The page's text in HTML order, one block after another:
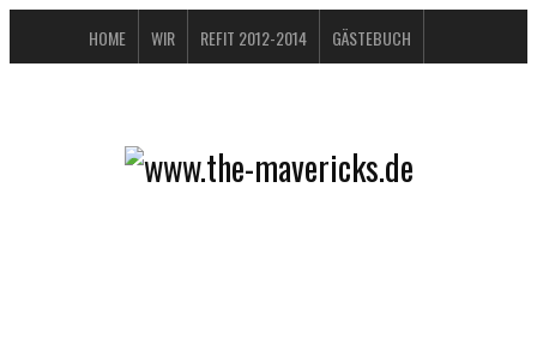
HOME WIR REFIT 2012-2014 GÄSTEBUCH
DATENSCHUTZERKLÄRUNG